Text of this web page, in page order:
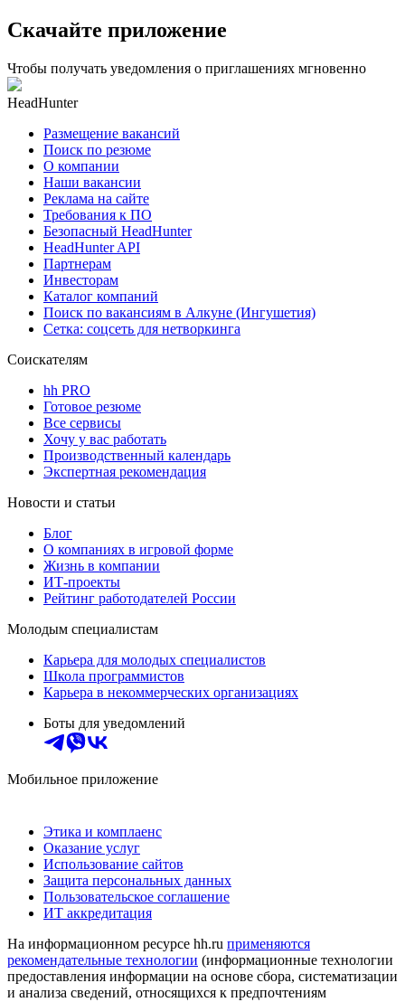
Скачайте приложение
Чтобы получать уведомления о приглашениях мгновенно
HeadHunter
Размещение вакансий
Поиск по резюме
О компании
Наши вакансии
Реклама на сайте
Требования к ПО
Безопасный HeadHunter
HeadHunter API
Партнерам
Инвесторам
Каталог компаний
Поиск по вакансиям в Алкуне (Ингушетия)
Сетка: соцсеть для нетворкинга
Соискателям
hh PRO
Готовое резюме
Все сервисы
Хочу у вас работать
Производственный календарь
Экспертная рекомендация
Новости и статьи
Блог
О компаниях в игровой форме
Жизнь в компании
ИТ-проекты
Рейтинг работодателей России
Молодым специалистам
Карьера для молодых специалистов
Школа программистов
Карьера в некоммерческих организациях
Боты для уведомлений
Мобильное приложение
Этика и комплаенс
Оказание услуг
Использование сайтов
Защита персональных данных
Пользовательское соглашение
ИТ аккредитация
На информационном ресурсе hh.ru применяются
рекомендательные технологии (информационные технологии
предоставления информации на основе сбора, систематизации
и анализа сведений, относящихся к предпочтениям